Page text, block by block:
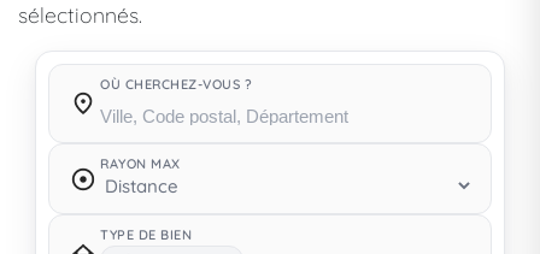
sélectionnés.
OÙ CHERCHEZ-VOUS ?
RAYON MAX
TYPE DE BIEN